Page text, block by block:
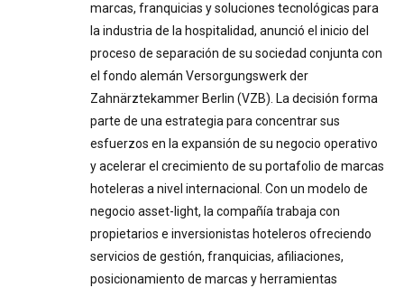
marcas, franquicias y soluciones tecnológicas para
la industria de la hospitalidad, anunció el inicio del
proceso de separación de su sociedad conjunta con
el fondo alemán Versorgungswerk der
Zahnärztekammer Berlin (VZB). La decisión forma
parte de una estrategia para concentrar sus
esfuerzos en la expansión de su negocio operativo
y acelerar el crecimiento de su portafolio de marcas
hoteleras a nivel internacional. Con un modelo de
negocio asset-light, la compañía trabaja con
propietarios e inversionistas hoteleros ofreciendo
servicios de gestión, franquicias, afiliaciones,
posicionamiento de marcas y herramientas